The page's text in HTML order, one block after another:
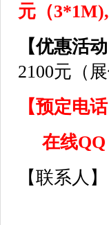
元（
【优惠活
2100元（
【预定电
在线QQ
【联系人